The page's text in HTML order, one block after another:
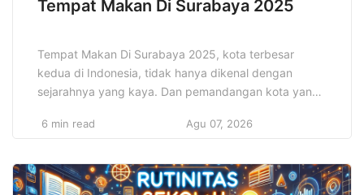
Tempat Makan Di Surabaya 2025
Tempat Makan Di Surabaya 2025, kota terbesar
kedua di Indonesia, tidak hanya dikenal dengan
sejarahnya yang kaya. Dan pemandangan kota yang
menggoda. Pada tahun 2025, Surabaya semakin
tidak boleh dilewatkan. Dengan keanekaragaman
budaya dan tradisi, Surabaya menawarkan berbagai
6 min read Agu 07, 2026